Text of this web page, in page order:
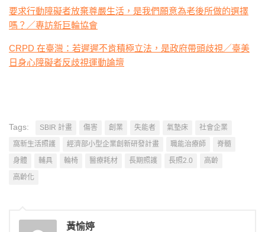
要求行動障礙者放棄尊嚴生活，是我們願意為老後所做的選擇
嗎？／專訪新巨輪協會
CRPD 在臺灣：若遲遲不肯積極立法，是政府帶頭歧視／臺美
日身心障礙者反歧視運動論壇
Tags: SBIR 計畫 傷害 創業 失能者 氣墊床
社會企業
窩新生活照護
經濟部小型企業創新研發計畫 職能治療師
脊髓
身體
輔具 輪椅 醫療耗材 長期照護 長照2.0
高齡
高齡化
黃愉婷